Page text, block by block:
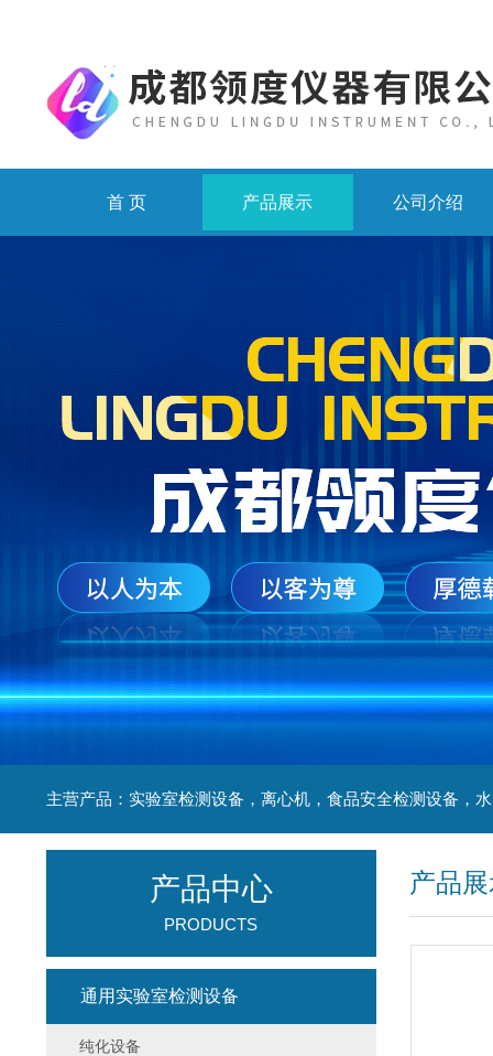
首 页 产品展示 公司介绍
产品
产品中心
PRODUCTS
通用实验室检测设备
纯化设备